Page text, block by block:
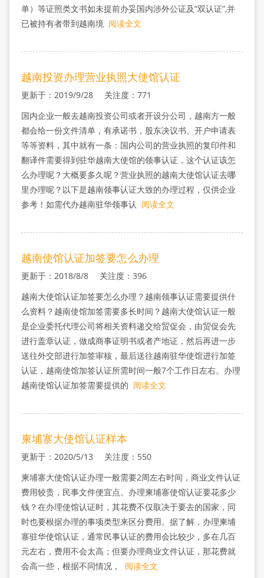
单）等证照类文书如未提前办妥国内涉外公证及“双认证”,并
已被持有者带到越南境 阅读全文
越南投资办理营业执照大使馆认证
更新于：2019/9/28 关注度：771
国内企业一般去越南投资公司或者开设分公司，越南方一般
都会给一份文件清单，有承诺书，股东决议书、开户申请表
等等资料，其中就有一条：国内公司的营业执照的复印件和
翻译件需要得到驻华越南大使馆的领事认证，这个认证该怎
么办理呢？大概要多久呢？营业执照的越南大使馆认证去哪
里办理呢？以下是越南领事认证大致的办理过程，仅供企业
参考！如需代办越南驻华领事认 阅读全文
越南使馆认证加签要怎么办理
更新于：2018/8/8 关注度：396
越南大使馆认证加签要怎么办理？越南领事认证需要提供什
么资料？越南使馆加签需要多长时间？越南大使馆认证一般
是企业委托代理公司将相关资料递交给贸促会，由贸促会先
进行盖章认证，做成商事证明书或者产地证，然后再进一步
送往外交部进行加签审核，最后送往越南驻华使馆进行加签
认证，越南使馆加签认证所需时间一般7个工作日左右。办理
越南使馆认证加签需要提供的 阅读全文
柬埔寨大使馆认证样本
更新于：2020/5/13 关注度：550
柬埔寨大使馆认证办理一般需要2周左右时间，商业文件认证
费用较贵，民事文件便宜点。办理柬埔寨使馆认证要花多少
钱？在办理使馆认证时，其花费不仅取决于要去的国家，同
时也要根据办理的事项类型来区分费用。据了解，办理柬埔
寨驻华使馆认证，通常民事认证的费用会比较少，多在几百
元左右，费用不会太高；但要办理商业文件认证，那花费就
会高一些，根据不同情况，
阅读全文